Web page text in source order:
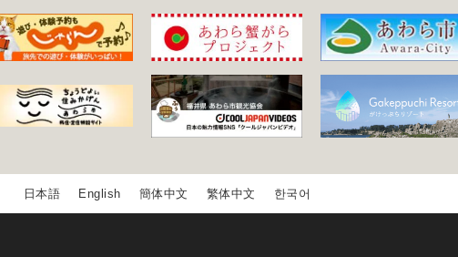
日本語 English 簡体中文 繁体中文 한국어